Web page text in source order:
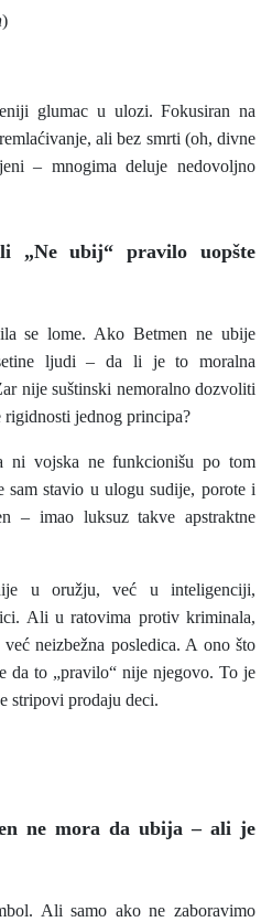
)
glumac u ulozi. Fokusiran na
ali bez smrti (oh, divne
– mnogima deluje nedovoljno
„Ne ubij“ pravilo uopšte
se lome. Ako Betmen ne ubije
ljudi – da li je to moralna
nije suštinski nemoralno dozvoliti
rigidnosti jednog principa?
ni vojska ne funkcionišu po tom
stavio u ulogu sudije, porote i
– imao luksuz takve apstraktne
u oružju, već u inteligenciji,
Ali u ratovima protiv kriminala,
neizbežna posledica. A ono što
da to „pravilo“ nije njegovo. To je
stripovi prodaju deci.
ne mora da ubija – ali je
Ali samo ako ne zaboravimo